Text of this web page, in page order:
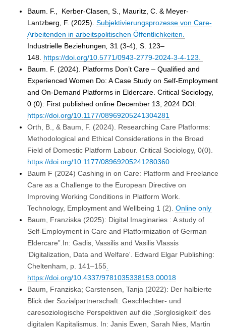
Baum. F.,
Kerber-Clasen, S., Mauritz, C. & Meyer-
Lantzberg, F. (2025). Subjektivierungsprozesse von Care-
Arbeitenden in arbeitspolitischen Öffentlichkeiten.
Industrielle Beziehungen, 31 (3-4), S. 123–
148. https://doi.org/10.5771/0943-2779-2024-3-4-123.
Baum. F. (2024). Platforms Don’t Care – Qualified and
Experienced Women Do: A Case Study on Self-Employment
and On-Demand Platforms in Eldercare. Critical Sociology,
0 (0): First published online December 13, 2024 DOI:
https://doi.org/10.1177/08969205241304281
Orth, B., & Baum, F. (2024). Researching Care Platforms:
Methodological and Ethical Considerations in the Broad
Field of Domestic Platform Labour. Critical Sociology, 0(0).
https://doi.org/10.1177/08969205241280360
Baum F (2024) Cashing in on Care: Platform and Freelance
Care as a Challenge to the European Directive on
Improving Working Conditions in Platform Work.
Technology, Employment and Wellbeing 1 (2). Online only
Baum, Franziska (2025): Digital Imaginaries : A study of
Self-Employment in Care and Platformization of German
Eldercare”.In: Gadis, Vassilis and Vasilis Vlassis
‘Digitalization, Data and Welfare'. Edward Elgar Publishing:
Cheltenham, p. 141–155.
https://doi.org/10.4337/9781035338153.00018
Baum, Franziska; Carstensen, Tanja (2022): Der halbierte
Blick der Sozialpartnerschaft: Geschlechter- und
caresoziologische Perspektiven auf die ‚Sorglosigkeit‘ des
digitalen Kapitalismus. In: Janis Ewen, Sarah Nies, Martin